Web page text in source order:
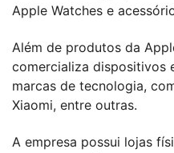
Apple Watches e
Além de produtos da
comercializa dispositivos
marcas de tecnologia,
Xiaomi, entre outras.
A empresa possui lojas